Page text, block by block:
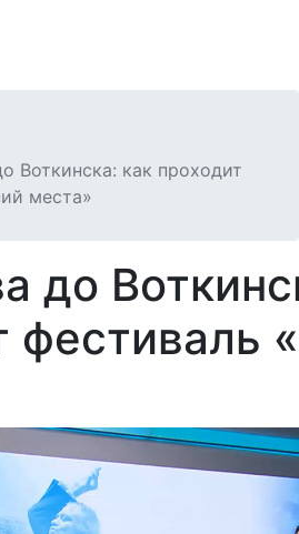
Воткинска: как проходит
места»
до
фестиваль